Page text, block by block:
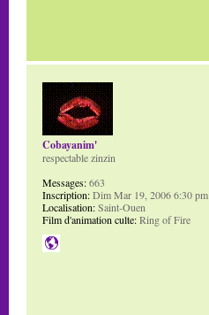
Cobayanim'
respectable zinzin
Messages:663
Inscription:Dim Mar 19, 2006 6:30 pm
Localisation:Saint-Ouen
Film d'animation culte:Ring of Fire